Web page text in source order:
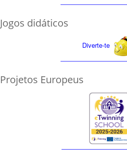
Jogos didáticos
Diverte-te
Projetos Europeus